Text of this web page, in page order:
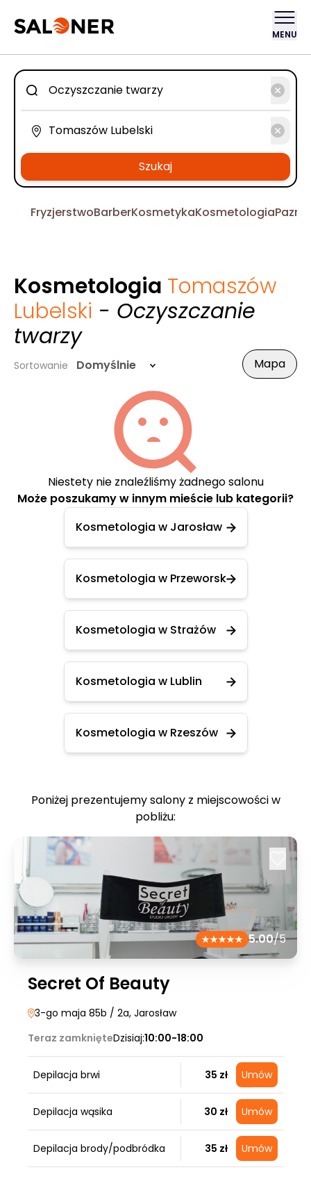
MENU
Szukaj
FryzjerstwoBarberKosmetykaKosmetologia
Kosmetologia Tomaszów
Lubelski - Oczyszczanie
twarzy
Sortowanie Domyślnie Mapa
Niestety nie znaleźliśmy żadnego salonu
Może poszukamy w innym mieście lub kategorii?
Kosmetologia w Jarosław
Kosmetologia w Przeworsk
Kosmetologia w Strażów
Kosmetologia w Lublin
Kosmetologia w Rzeszów
Poniżej prezentujemy salony z miejscowości w
pobliżu:
5.00/5
Secret Of Beauty
3-go maja 85b / 2a, Jarosław
Teraz zamknięteDzisiaj:10:00-18:00
Depilacja brwi 35 zł Umów
Depilacja wąsika 30 zł Umów
Depilacja brody/podbródka 35 zł Umów